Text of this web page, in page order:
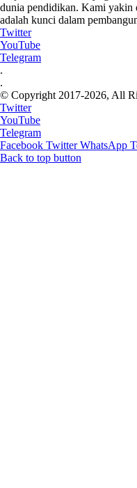
Majalah GRAK menyuguhkan
dunia pendidikan. Kami yakin
adalah kunci dalam
Twitter
YouTube
Telegram
.
.
© Copyright 2017-2026, All
Twitter
YouTube
Telegram
Facebook Twitter WhatsApp